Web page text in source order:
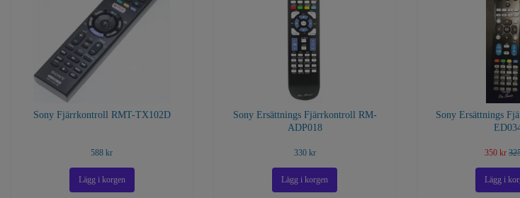
Sony Fjärrkontroll RMT-TX102D
588 kr
Sony Ersättnings Fjärrkontroll RM-
ADP018
330 kr
Sony Ersättnings
350 kr